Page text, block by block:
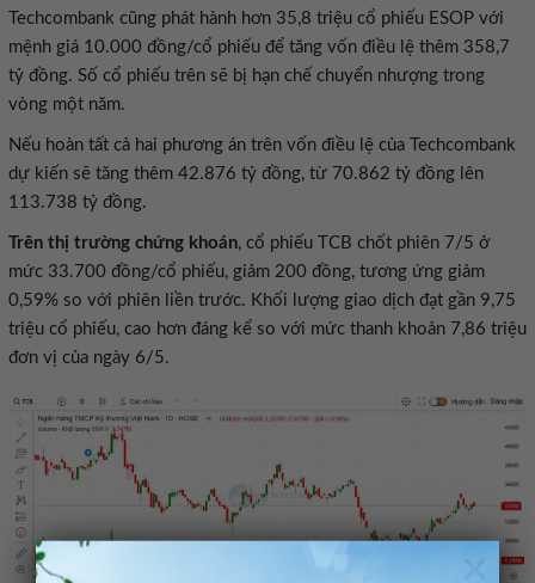
×
Techcombank cũng phát hành hơn 35,8 triệu cổ phiếu ESOP với
mệnh giá 10.000 đồng/cổ phiếu để tăng vốn điều lệ thêm 358,7
tỷ đồng. Số cổ phiếu trên sẽ bị hạn chế chuyển nhượng trong
vòng một năm.
Nếu hoàn tất cả hai phương án trên vốn điều lệ của Techcombank
dự kiến sẽ tăng thêm 42.876 tỷ đồng, từ 70.862 tỷ đồng lên
113.738 tỷ đồng.
Trên thị trường chứng khoán, cổ phiếu TCB chốt phiên 7/5 ở
mức 33.700 đồng/cổ phiếu, giảm 200 đồng, tương ứng giảm
0,59% so với phiên liền trước. Khối lượng giao dịch đạt gần 9,75
triệu cổ phiếu, cao hơn đáng kể so với mức thanh khoản 7,86 triệu
đơn vị của ngày 6/5.